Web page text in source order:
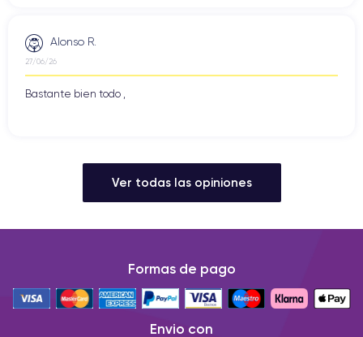
Alonso R.
27/06/26
Bastante bien todo ,
Ver todas las opiniones
Formas de pago
Envio con